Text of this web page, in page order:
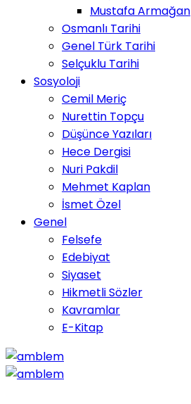
Mustafa Armağan
Osmanlı Tarihi
Genel Türk Tarihi
Selçuklu Tarihi
Sosyoloji
Cemil Meriç
Nurettin Topçu
Düşünce Yazıları
Hece Dergisi
Nuri Pakdil
Mehmet Kaplan
İsmet Özel
Genel
Felsefe
Edebiyat
Siyaset
Hikmetli Sözler
Kavramlar
E-Kitap